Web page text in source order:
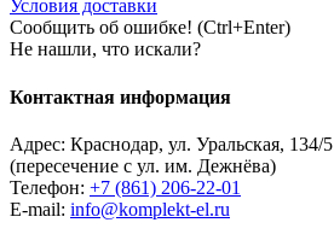
Условия доставки
Сообщить об ошибке! (Ctrl+Enter)
Не нашли, что искали?
Контактная информация
Адрес: Краснодар, ул. Уральская, 134/5
(пересечение с ул. им. Дежнёва)
Телефон: +7 (861) 206-22-01
E-mail: info@komplekt-el.ru